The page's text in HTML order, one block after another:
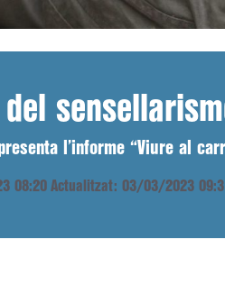
l’informe “Viure al
08:20 Actualitzat: 03/03/2023